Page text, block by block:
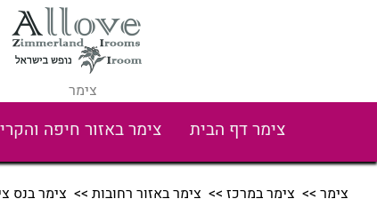
צימר
צימר דף הבית צימר באזור חיפה
צימר >> צימר במרכז >> צימר באזור רחובות >> צימר בנס